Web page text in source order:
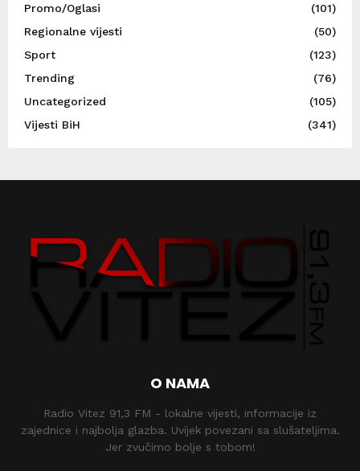
Promo/Oglasi
(101)
Regionalne vijesti
(50)
Sport
(123)
Trending
(76)
Uncategorized
(105)
Vijesti BiH
(341)
O NAMA
Radio Vitez 91,3 FM - lokalne vijesti, informacije iz
zajednice i najbolja glazba. Uvijek povezani sa slušateljima.
Jer zvučimo bolje s tobom!